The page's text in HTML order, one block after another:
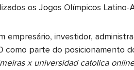
os Jogos Olímpicos Latino-
empresário, investidor,
parte do posicionamento
x universidad catolica online